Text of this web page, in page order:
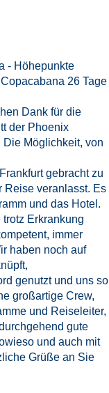
- Höhepunkte
26 Tage
Dank für die
der Phoenix
Möglichkeit, von
gebracht zu
Reise veranlasst. Es
und das Hotel.
Erkrankung
immer
haben noch auf
genutzt und uns so
großartige Crew,
und Reiseleiter,
gute
und auch mit
Grüße an Sie